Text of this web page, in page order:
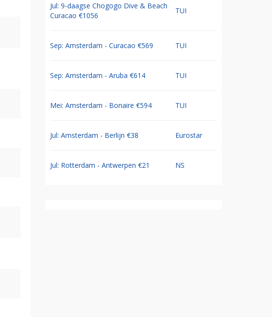
Jul: 9-daagse Chogogo Dive & Beach
Curacao €1056
TUI
Sep: Amsterdam - Curacao €569 TUI
Sep: Amsterdam - Aruba €614 TUI
Mei: Amsterdam - Bonaire €594 TUI
Jul: Amsterdam - Berlijn €38 Eurostar
Jul: Rotterdam - Antwerpen €21 NS